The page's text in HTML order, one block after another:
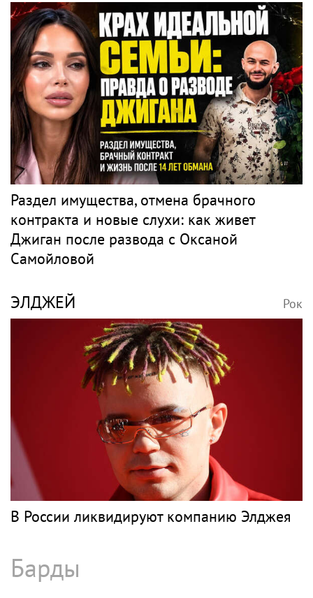
Раздел имущества, отмена брачного
контракта и новые слухи: как живет
Джиган после развода с Оксаной
Самойловой
ЭЛДЖЕЙ Рок
В России ликвидируют компанию Элджея
Барды